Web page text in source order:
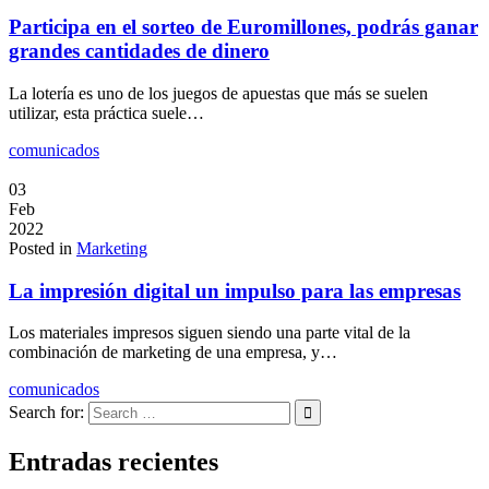
Participa en el sorteo de Euromillones, podrás ganar
grandes cantidades de dinero
La lotería es uno de los juegos de apuestas que más se suelen
utilizar, esta práctica suele…
comunicados
03
Feb
2022
Posted in Marketing
La impresión digital un impulso para las empresas
Los materiales impresos siguen siendo una parte vital de la
combinación de marketing de una empresa, y…
comunicados
Search for:
Entradas recientes